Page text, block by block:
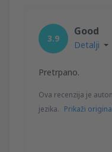
3.9
Good
Detalji
Pretrpano.
Ova recenzija je
jezika. Prikaži